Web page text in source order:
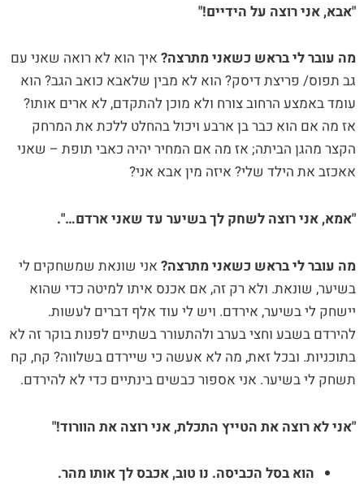
"אבא, אני רוצה על הידיים!"
מה עובר לי בראש כשאני מתרצה? איך הוא לא רואה שאני עם
גב תפוס/ פריצת דיסק? הוא לא מבין שלאבא כואב הגב? הוא
עומד באמצע הרחוב צורח ולא מוכן להתקדם, לא ארים אותו?
אז מה אם הוא כבר בן ארבע ויכול בהחלט ללכת את המרחק
הקצר מהגן הביתה; אז מה אם המחיר יהיה כאבי תופת – שאני
אאכזב את הילד שלי? איזה מין אבא אני?
"אמא, אני רוצה לשחק לך בשיער עד שאני ארדם…".
מה עובר לי בראש כשאני מתרצה? אני שונאת שמשחקים לי
בשיער, שונאת. ולא רק זה, אם אכנס איתו למיטה כדי שהוא
יישחק לי בשיער, אירדם. ויש לי עוד אלף דברים לעשות.
להירדם בשבע וחצי בערב ולהתעורר בשתיים לפנות בוקר זה לא
בתוכניות. ובכל זאת, מה לא אעשה כי שיירדם בשלווה? קח, קח
תשחק לי בשיער. אני אספור כבשים בינתיים כדי לא להירדם.
"אני לא רוצה את הטייץ התכלת, אני רוצה את הוורוד!"
הוא בסל הכביסה. נו טוב, אכבס לך אותו מהר.